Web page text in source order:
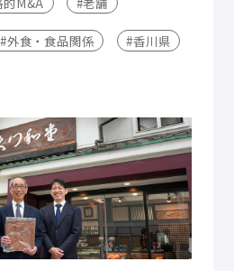
#外食・食品関係 #香川県